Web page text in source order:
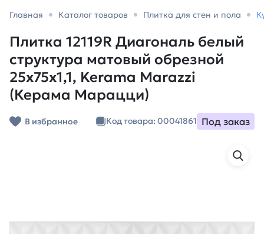
Главная Каталог товаров Плитка для стен и пола
Плитка 12119R Диагональ белый
структура матовый обрезной
25x75x1,1, Kerama Marazzi
(Керама Марацци)
В избранное Код товара: 00041861 Под заказ